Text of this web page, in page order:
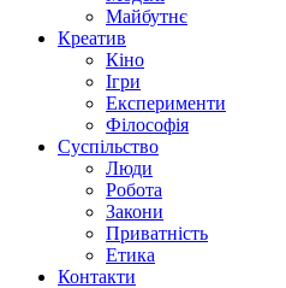
Майбутнє
Креатив
Кіно
Ігри
Експерименти
Філософія
Суспільство
Люди
Робота
Закони
Приватність
Етика
Контакти